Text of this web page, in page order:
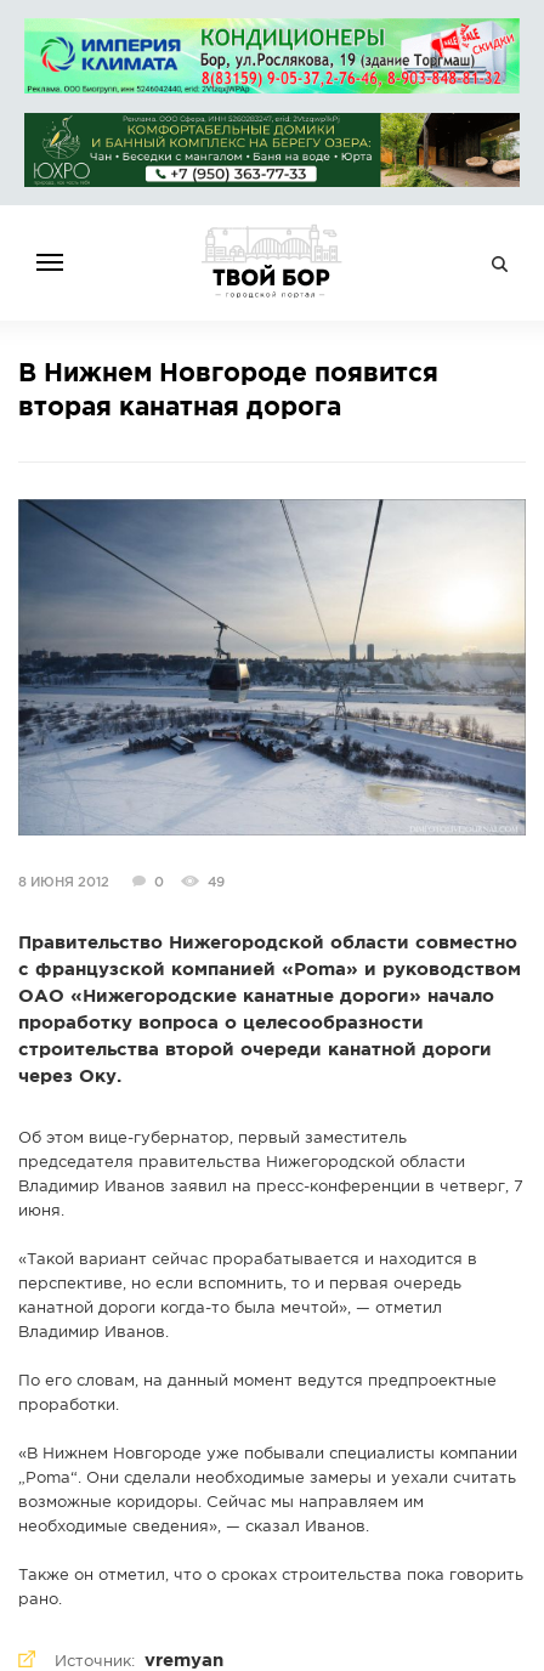
НОВОСТИ
СПРАВОЧНИК
СПРАВКА
СТАТЬИ
ГОЛОСОВАНИЯ
ПРЕДЛОЖИТЬ НОВОСТЬ
В Нижнем Новгороде появится
вторая канатная дорога
8 ИЮНЯ 2012 0 49
Правительство Нижегородской области совместно
с французской компанией «Poma» и руководством
ОАО «Нижегородские канатные дороги» начало
проработку вопроса о целесообразности
строительства второй очереди канатной дороги
через Оку.
Об этом вице-губернатор, первый заместитель
председателя правительства Нижегородской области
Владимир Иванов заявил на пресс-конференции в четверг, 7
июня.
«Такой вариант сейчас прорабатывается и находится в
перспективе, но если вспомнить, то и первая очередь
канатной дороги когда-то была мечтой», — отметил
Владимир Иванов.
По его словам, на данный момент ведутся предпроектные
проработки.
«В Нижнем Новгороде уже побывали специалисты компании
„Poma“. Они сделали необходимые замеры и уехали считать
возможные коридоры. Сейчас мы направляем им
необходимые сведения», — сказал Иванов.
Также он отметил, что о сроках строительства пока говорить
рано.
Источник: vremyan